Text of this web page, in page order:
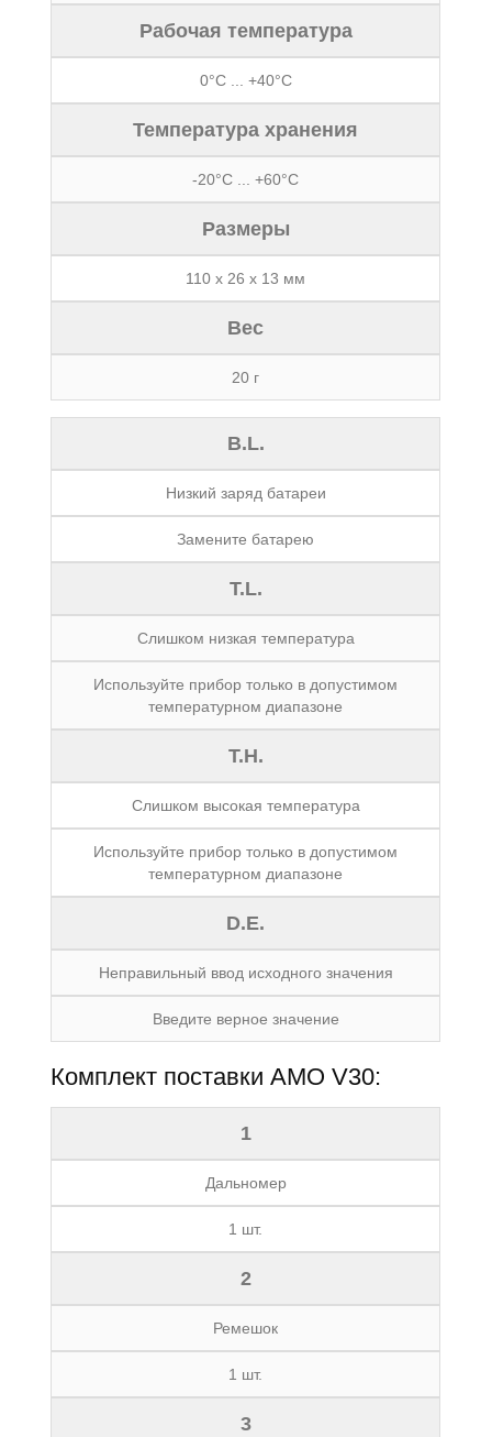
Рабочая температура
0°C ... +40°C
Температура хранения
-20°C ... +60°C
Размеры
110 х 26 х 13 мм
Вес
20 г
B.L.
Низкий заряд батареи
Замените батарею
T.L.
Слишком низкая температура
Используйте прибор только в допустимом
температурном диапазоне
T.H.
Слишком высокая температура
Используйте прибор только в допустимом
температурном диапазоне
D.E.
Неправильный ввод исходного значения
Введите верное значение
Комплект поставки АМО V30:
1
Дальномер
1 шт.
2
Ремешок
1 шт.
3